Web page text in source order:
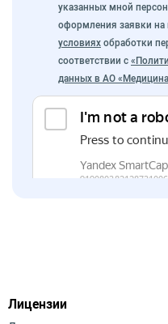
указанных мной
оформления заявки на
условиях обработки
соответствии с
данных в АО
Лицензии